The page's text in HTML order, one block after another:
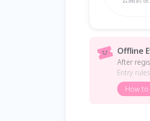
Offline
After
Entry
How to